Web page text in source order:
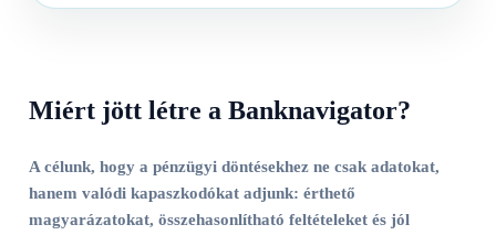
Miért jött létre a Banknavigator?
A célunk, hogy a pénzügyi döntésekhez ne csak adatokat,
hanem valódi kapaszkodókat adjunk: érthető
magyarázatokat, összehasonlítható feltételeket és jól